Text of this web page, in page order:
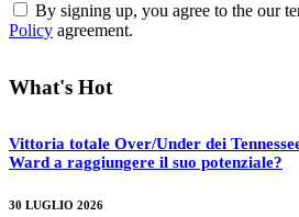
By signing up, you agree to the our
Policy agreement.
What's Hot
Vittoria totale Over/Under dei
Ward a raggiungere il suo potenziale?
30 LUGLIO 2026